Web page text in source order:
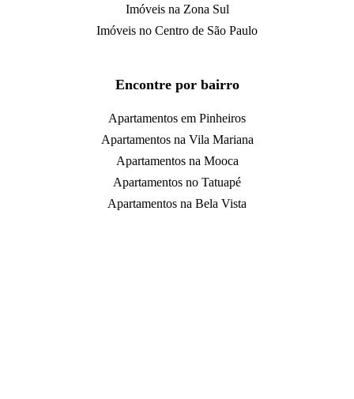
Imóveis na Zona Sul
Imóveis no Centro de São Paulo
Encontre por bairro
Apartamentos em Pinheiros
Apartamentos na Vila Mariana
Apartamentos na Mooca
Apartamentos no Tatuapé
Apartamentos na Bela Vista